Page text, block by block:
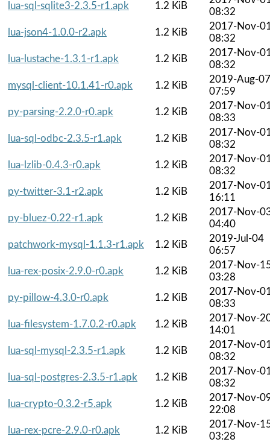
lua-sql-sqlite3-2.3.5-r1.apk 1.2 KiB
08:32
lua-json4-1.0.0-r2.apk
1.2 KiB
2017-Nov-
08:32
lua-lustache-1.3.1-r1.apk
1.2 KiB
2017-Nov-
08:32
mysql-client-10.1.41-r0.apk
1.2 KiB
2019-Aug-07
07:59
py-parsing-2.2.0-r0.apk
1.2 KiB
2017-Nov-
08:33
lua-sql-odbc-2.3.5-r1.apk
1.2 KiB
2017-Nov-
08:32
lua-lzlib-0.4.3-r0.apk
1.2 KiB
2017-Nov-
08:32
py-twitter-3.1-r2.apk
1.2 KiB
2017-Nov-
16:11
py-bluez-0.22-r1.apk
1.2 KiB
2017-Nov-
04:40
patchwork-mysql-1.1.3-r1.apk
1.2 KiB
2019-Jul-04
06:57
lua-rex-posix-2.9.0-r0.apk
1.2 KiB
2017-Nov-
03:28
py-pillow-4.3.0-r0.apk
1.2 KiB
2017-Nov-
08:33
lua-filesystem-1.7.0.2-r0.apk
1.2 KiB
2017-Nov-
14:01
lua-sql-mysql-2.3.5-r1.apk
1.2 KiB
2017-Nov-
08:32
lua-sql-postgres-2.3.5-r1.apk
1.2 KiB
2017-Nov-
08:32
lua-crypto-0.3.2-r5.apk
1.2 KiB
2017-Nov-
22:08
lua-rex-pcre-2.9.0-r0.apk
1.2 KiB
2017-Nov-
03:28